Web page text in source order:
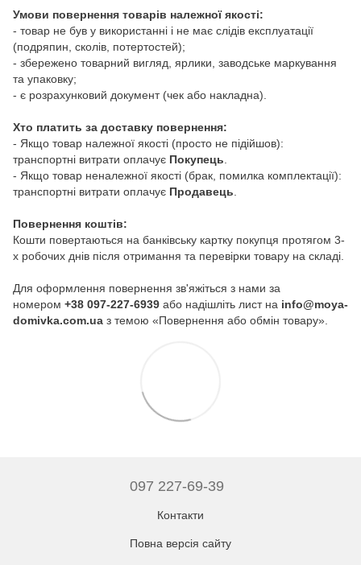
Умови повернення товарів належної якості:
- товар не був у використанні і не має слідів експлуатації
(подряпин, сколів, потертостей);
- збережено товарний вигляд, ярлики, заводське маркування
та упаковку;
- є розрахунковий документ (чек або накладна).
Хто платить за доставку повернення:
- Якщо товар належної якості (просто не підійшов):
транспортні витрати оплачує Покупець
- Якщо товар неналежної якості (брак, помилка комплектації):
транспортні витрати оплачує Продавець
Повернення коштів:
Кошти повертаються на банківську картку покупця протягом 3-
х робочих днів після отримання та перевірки товару на складі.
Для оформлення повернення зв'яжіться з нами за
номером +38 097-227-6939 або надішліть лист на info@moya-
domivka.com.ua з темою «Повернення або обмін товару».
097 227-69-39
Контакти
Повна версія сайту